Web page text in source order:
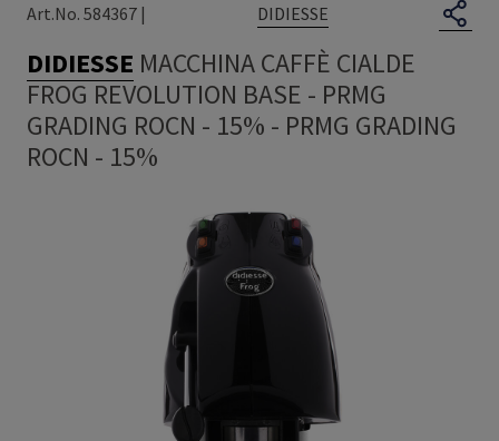
Art.No. 584367 |
DIDIESSE
DIDIESSE MACCHINA CAFFÈ CIALDE
FROG REVOLUTION BASE - PRMG
GRADING ROCN - 15% - PRMG GRADING
ROCN - 15%